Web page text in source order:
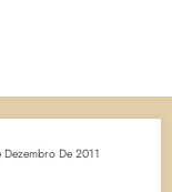
Dezembro De 2011